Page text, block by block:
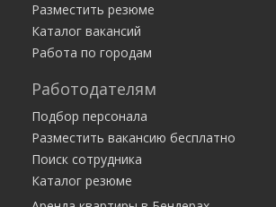
Разместить резюме
Каталог вакансий
Работа по городам
Работодателям
Подбор персонала
Разместить вакансию бесплатно
Поиск сотрудника
Каталог резюме